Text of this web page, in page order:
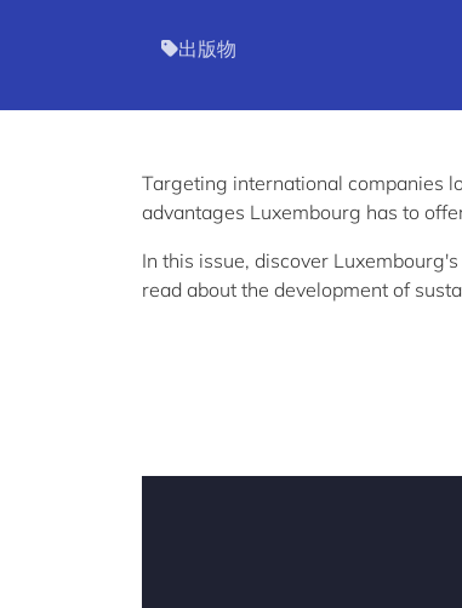
出版物
Targeting international companies
advantages Luxembourg has to
In this issue, discover
read about the development of